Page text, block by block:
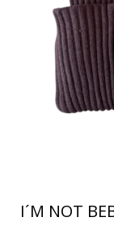
I´M NOT